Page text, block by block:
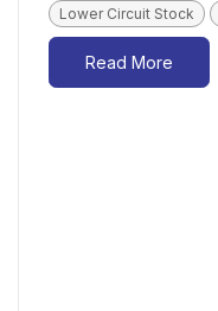
Lower Circuit Stock
Read More